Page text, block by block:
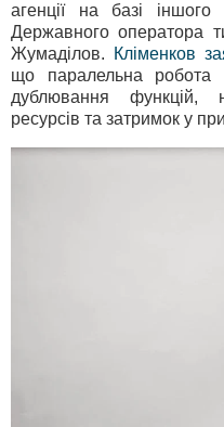
агенції на базі
Державного оператора
Жумаділов.
Кліменков
що паралельна робота
дублювання функцій,
ресурсів та затримок у